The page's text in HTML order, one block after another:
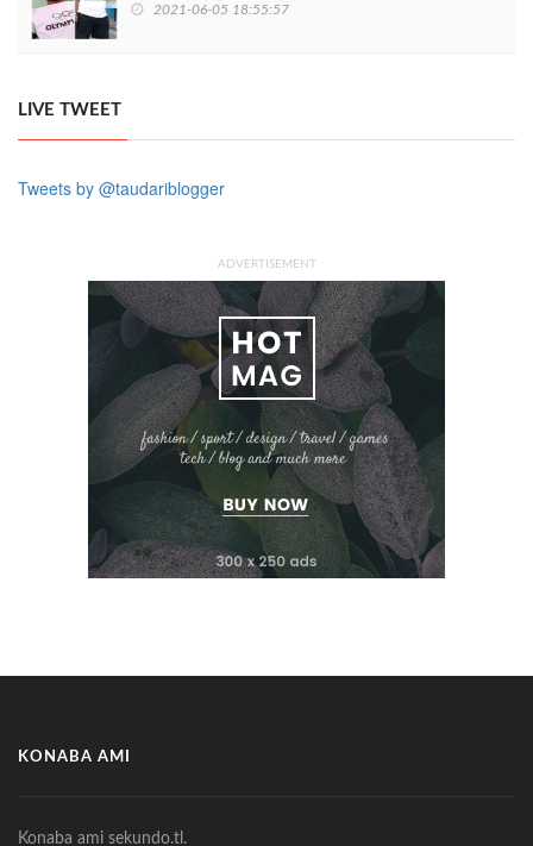
2021-06-05 18:55:57
LIVE TWEET
Tweets by @taudariblogger
ADVERTISEMENT
KONABA AMI
Konaba ami sekundo.tl.